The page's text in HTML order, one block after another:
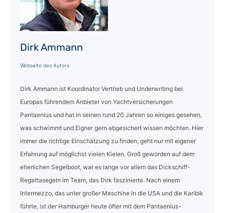
Dirk Ammann
Webseite des Autors
Dirk Ammann ist Koordinator Vertrieb und Underwriting bei
Europas führendem Anbieter von Yachtversicherungen
Pantaenius und hat in seinen rund 20 Jahren so einiges gesehen,
was schwimmt und Eigner gern abgesichert wissen möchten. Hier
immer die richtige Einschätzung zu finden, geht nur mit eigener
Erfahrung auf möglichst vielen Kielen. Groß geworden auf dem
elterlichen Segelboot, war es lange vor allem das Dickschiff-
Regattasegeln im Team, das Dirk faszinierte. Nach einem
Intermezzo, das unter großer Maschine in die USA und die Karibik
führte, ist der Hamburger heute öfter mit dem Pantaenius-